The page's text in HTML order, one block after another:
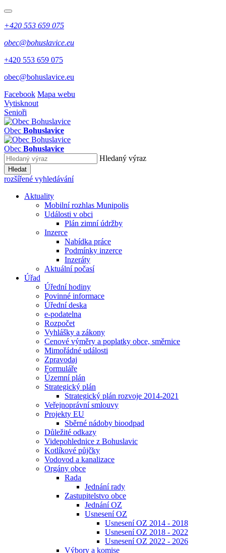
+420 553 659 075
obec@bohuslavice.eu
+420 553 659 075
obec@bohuslavice.eu
Facebook Mapa webu
Vytisknout
Senioři
Obec Bohuslavice
Obec Bohuslavice
Hledaný výraz
Hledat
rozšířené vyhledávání
Aktuality
Mobilní rozhlas Munipolis
Události v obci
Plán zimní údržby
Inzerce
Nabídka práce
Podmínky inzerce
Inzeráty
Aktuální počasí
Úřad
Úřední hodiny
Povinné informace
Úřední deska
e-podatelna
Rozpočet
Vyhlášky a zákony
Cenové výměry a poplatky obce, směrnice
Mimořádné události
Zpravodaj
Formuláře
Územní plán
Strategický plán
Strategický plán rozvoje 2014-2021
Veřejnoprávní smlouvy
Projekty EU
Sběrné nádoby bioodpad
Důležité odkazy
Videpohlednice z Bohuslavic
Kotlíkové půjčky
Vodovod a kanalizace
Orgány obce
Rada
Jednání rady
Zastupitelstvo obce
Jednání OZ
Usnesení OZ
Usnesení OZ 2014 - 2018
Usnesení OZ 2018 - 2022
Usnesení OZ 2022 - 2026
Výbory a komise